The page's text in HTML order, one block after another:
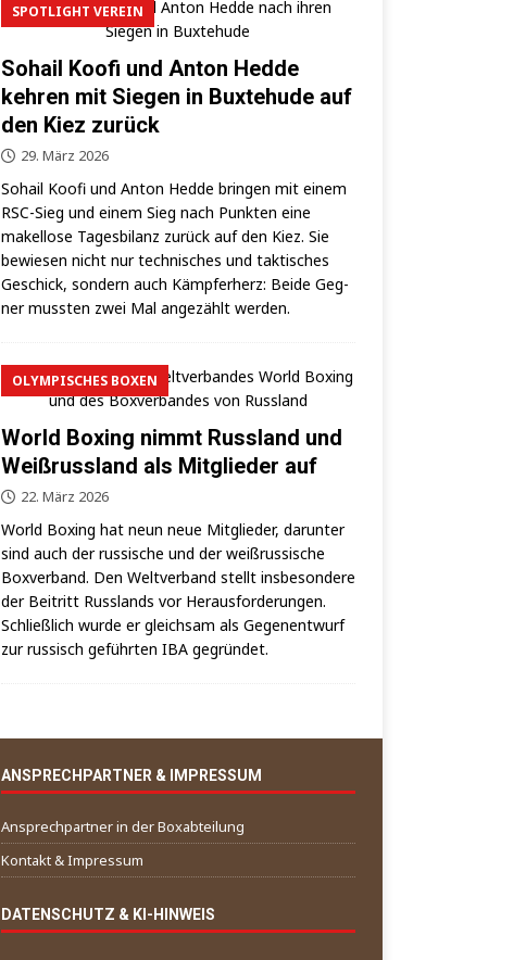
SPOTLIGHT VEREIN
Sohail Koofi und Anton Hedde
kehren mit Siegen in Buxtehude auf
den Kiez zurück
29. März 2026
Sohail Koo­fi und Anton Hed­de brin­gen mit einem
RSC-Sieg und einem Sieg nach Punk­ten eine
makel­lo­se Tages­bi­lanz zurück auf den Kiez. Sie
bewie­sen nicht nur tech­ni­sches und tak­ti­sches
Geschick, son­dern auch Kämp­fer­herz: Bei­de Geg­
ner muss­ten zwei Mal ange­zählt werden.
OLYMPISCHES BOXEN
World Boxing nimmt Russland und
Weißrussland als Mitglieder auf
22. März 2026
World Boxing hat neun neue Mit­glie­der, dar­un­ter
sind auch der rus­si­sche und der weiß­rus­si­sche
Box­ver­band. Den Welt­ver­band stellt ins­be­son­de­re
der Bei­tritt Russ­lands vor Her­aus­for­de­run­gen.
Schließ­lich wur­de er gleich­sam als Gegen­ent­wurf
zur rus­sisch geführ­ten IBA gegründet.
ANSPRECHPARTNER & IMPRESSUM
Ansprechpartner in der Boxabteilung
Kontakt & Impressum
DATENSCHUTZ & KI-HINWEIS